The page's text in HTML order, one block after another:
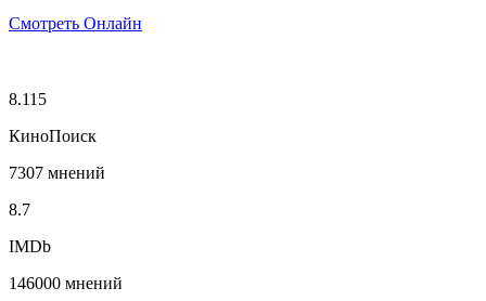
Смотреть Онлайн
8.115
КиноПоиск
7307 мнений
8.7
IMDb
146000 мнений